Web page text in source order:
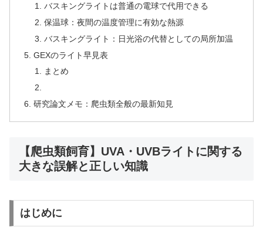
バスキングライトは普通の電球で代用できる
保温球：夜間の温度管理に有効な熱源
バスキングライト：日光浴の代替としての局所加温
GEXのライト早見表
まとめ
研究論文メモ：爬虫類全般の最新知見
【爬虫類飼育】UVA・UVBライトに関する
大きな誤解と正しい知識
はじめに